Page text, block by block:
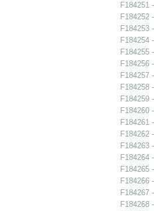
F184251
F184252
F184253
F184254
F184255
F184256
F184257
F184258
F184259
F184260
F184261
F184262
F184263
F184264
F184265
F184266
F184267
F184268